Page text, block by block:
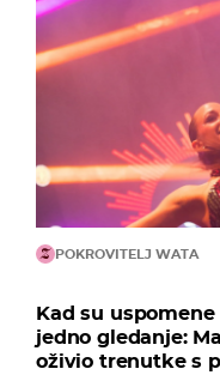
POKROVITELJ WATA
Kad su
jedno gledanje:
oživio trenutke s